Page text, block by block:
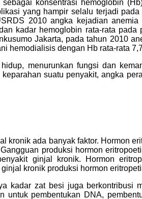
konsentrasi hemoglobin
yang hampir selalu terjadi pada
2010 angka kejadian anemia
kadar hemoglobin rata-rata pada
Jakarta, pada tahun 2010
hemodialisis dengan Hb rata-rata
menurunkan fungsi dan
suatu penyakit, angka
kronik ada banyak faktor. Hormon
produksi hormon
ginjal kronik. Hormon
kronik produksi hormon
kadar zat besi juga berkontribusi
untuk pembentukan DNA,